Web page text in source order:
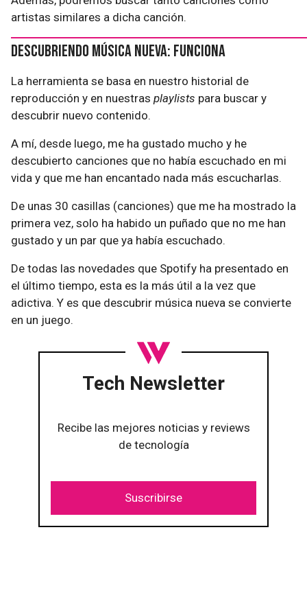
artistas similares a dicha canción.
Descubriendo música nueva: funciona
La herramienta se basa en nuestro historial de
reproducción y en nuestras playlists para buscar y
descubrir nuevo contenido.
A mí, desde luego, me ha gustado mucho y he
descubierto canciones que no había escuchado en mi
vida y que me han encantado nada más escucharlas.
De unas 30 casillas (canciones) que me ha mostrado la
primera vez, solo ha habido un puñado que no me han
gustado y un par que ya había escuchado.
De todas las novedades que Spotify ha presentado en
el último tiempo, esta es la más útil a la vez que
adictiva. Y es que descubrir música nueva se convierte
en un juego.
Tech Newsletter
Recibe las mejores noticias y reviews
de tecnología
Suscribirse